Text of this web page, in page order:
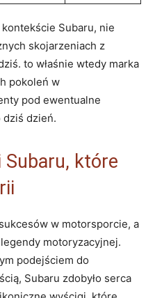
Subaru, nie
skojarzeniach z
to właśnie wtedy marka
pokoleń w
pod ewentualne
dziś dzień.
które
w motorsporcie, a
motoryzacyjnej.
podejściem do
Subaru zdobyło serca